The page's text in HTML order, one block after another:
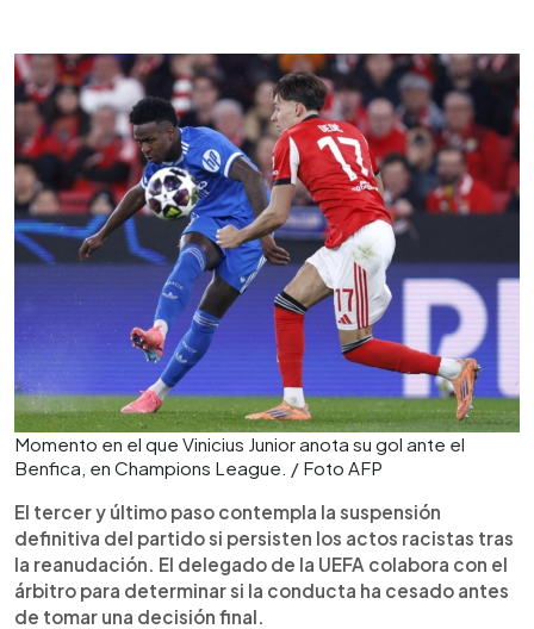
Momento en el que Vinicius Junior anota su gol ante el
Benfica, en Champions League. / Foto AFP
El tercer y último paso contempla la suspensión
definitiva del partido si persisten los actos racistas tras
la reanudación. El delegado de la UEFA colabora con el
árbitro para determinar si la conducta ha cesado antes
de tomar una decisión final.